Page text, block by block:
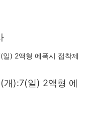
개):7(일) 2액형 에